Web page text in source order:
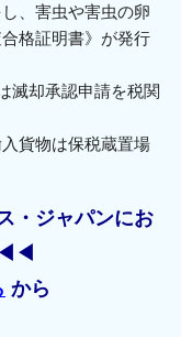
、害虫や害虫の卵
格証明書》が発行
滅却承認申請を税関
貨物は保税蔵置場
・ジャパンにお
から